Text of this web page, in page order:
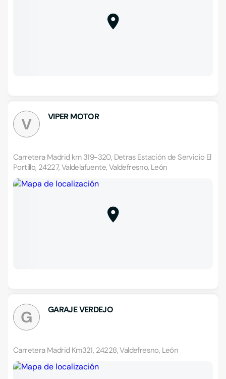
V VIPER MOTOR
Carretera Madrid km 319-320, Detras Estación de Servicio El
Portillo, 24227, Valdelafuente, Valdefresno, León
G GARAJE VERDEJO
Carretera Madrid Km321, 24228, Valdefresno, León